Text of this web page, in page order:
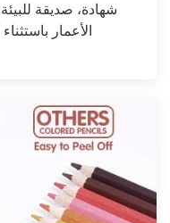
شهادة، صديقة